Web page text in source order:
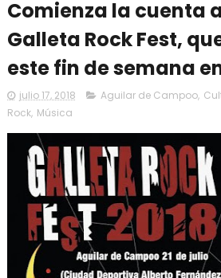
Comienza la cuenta
Galleta Rock Fest,
este fin de semana
julio 17, 2018 Aguilar de Campoo,
Rock, Música